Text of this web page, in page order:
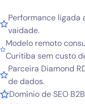
Performance ligada
vaidade.
Modelo remoto
Curitiba sem custo
Parceira Diamond
de dados.
Domínio de SEO